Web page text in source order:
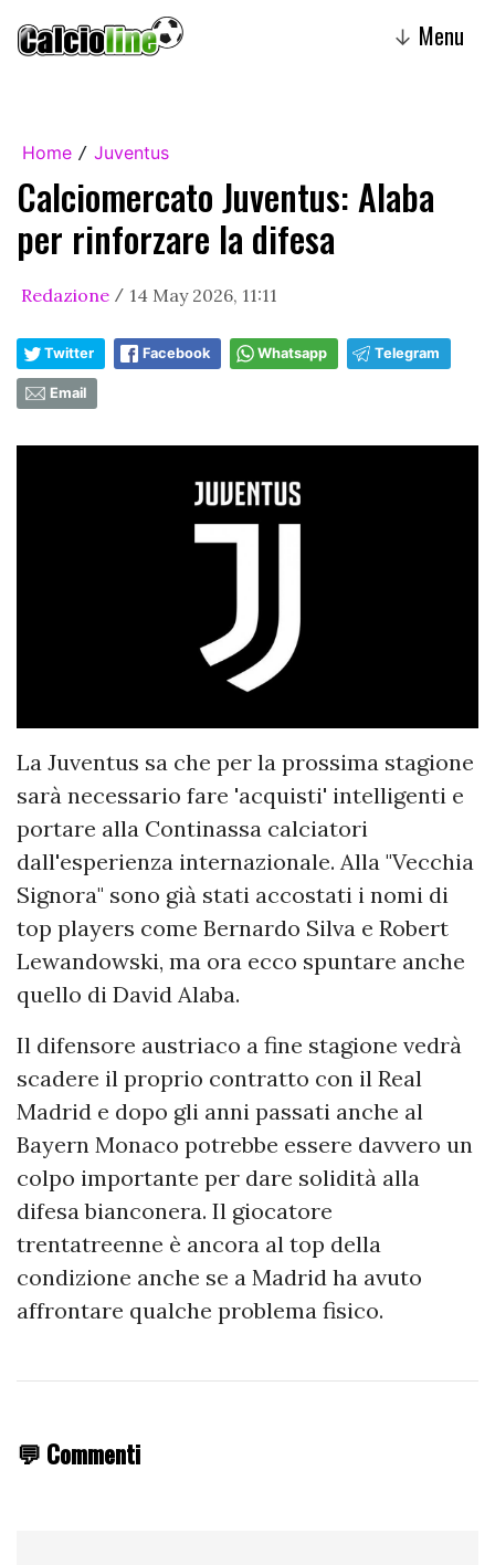
↓ Menu
Home / Juventus
Calciomercato Juventus: Alaba
per rinforzare la difesa
Redazione / 14 May 2026, 11:11
Twitter Facebook Whatsapp Telegram
Email
La Juventus sa che per la prossima stagione
sarà necessario fare 'acquisti' intelligenti e
portare alla Continassa calciatori
dall'esperienza internazionale. Alla "Vecchia
Signora" sono già stati accostati i nomi di
top players come Bernardo Silva e Robert
Lewandowski, ma ora ecco spuntare anche
quello di David Alaba.
Il difensore austriaco a fine stagione vedrà
scadere il proprio contratto con il Real
Madrid e dopo gli anni passati anche al
Bayern Monaco potrebbe essere davvero un
colpo importante per dare solidità alla
difesa bianconera. Il giocatore
trentatreenne è ancora al top della
condizione anche se a Madrid ha avuto
affrontare qualche problema fisico.
💬 Commenti